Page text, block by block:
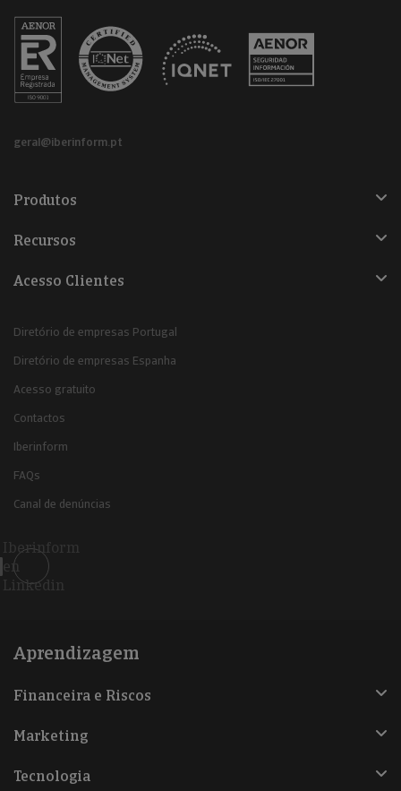
geral@iberinform.pt
Produtos
Recursos
Acesso Clientes
Diretório de empresas Portugal
Diretório de empresas Espanha
Acesso gratuito
Contactos
Iberinform
FAQs
Canal de denúncias
Iberinform
en
Linkedin
Aprendizagem
Financeira e Riscos
Marketing
Tecnologia